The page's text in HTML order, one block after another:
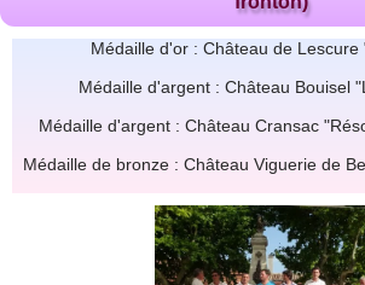
Médaille d'or : Château de Lescure
Médaille d'argent : Château Bouisel
Médaille d'argent : Château Cransac
Médaille de bronze : Château Viguerie de